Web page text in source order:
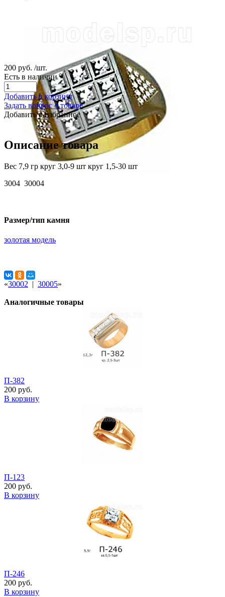
200 руб. /шт.
Есть в наличии
Добавить в корзину
Задать вопрос о товаре
Добавить в избранное
Описание товара
Вес 7,9 гр круг 3,0-9 шт круг 1,5-30 шт
3004 30004
Размер/тип камня
золотая модель
«30002 | 30005»
Аналогичные товары
П-382
200 руб.
В корзину
П-123
200 руб.
В корзину
П-246
200 руб.
В корзину